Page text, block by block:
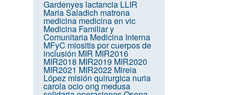
Gardenyes lactancia LLIR
Maria Saladich matrona
medicina medicina en vic
Medicina Familiar y
Comunitaria Medicina Interna
MFyC miositis por cuerpos de
inclusión MIR MIR2016
MIR2018 MIR2019 MIR2020
MIR2021 MIR2022 Mireia
López misión quirurgica nuria
carolaocioong medusa